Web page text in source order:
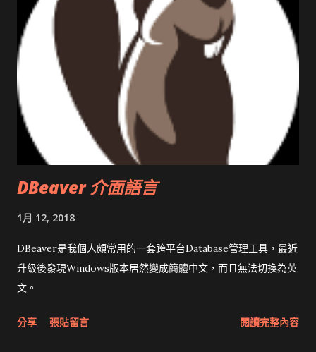
DBeaver 介面語言
1月 12, 2018
DBeaver是我個人頗常用的一套跨平台Database管理工具，最近
升級後發現Windows版本居然變成簡體中文，而且無法切換為英
文。
分享 張貼留言 閱讀完整內容